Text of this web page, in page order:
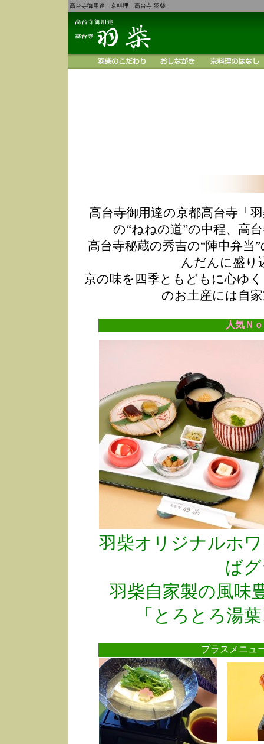
高台寺御用達 京料理 高台寺 羽柴
高台寺御用達の京都高台寺「
の“ねねの道”の中程、高
高台寺秘蔵の秀吉の“陣中弁
んだんに盛り
京の味を四季ともどもに心ゆ
のお土産には自
人気Ｎ
羽柴オリジナルホ
ば
羽柴自家製の風味
「とろとろ湯
プラスメニ